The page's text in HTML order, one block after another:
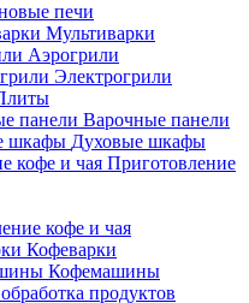
печи
Мультиварки
Аэрогрили
Электрогрили
Варочные панели
Духовые шкафы
Приготовление
кофе и чая
Кофеварки
Кофемашины